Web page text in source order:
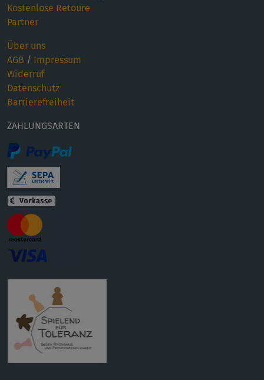
Kostenlose Retoure
Partner
Über uns
AGB / Impressum
Widerruf
Datenschutz
Barrierefreiheit
ZAHLUNGSARTEN